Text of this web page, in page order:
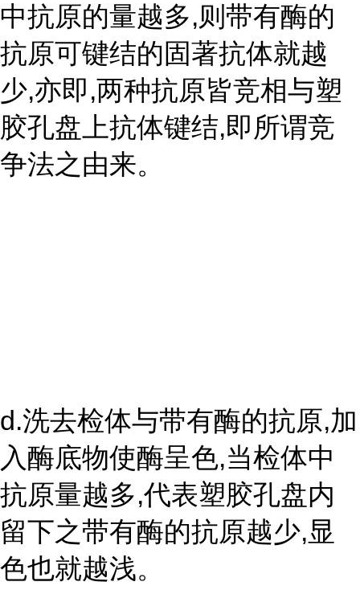
中抗原的量越多,则带有酶的
抗原可键结的固著抗体就越
少,亦即,两种抗原皆竞相与塑
胶孔盘上抗体键结,即所谓竞
争法之由来。
d.洗去检体与带有酶的抗原,加
入酶底物使酶呈色,当检体中
抗原量越多,代表塑胶孔盘内
留下之带有酶的抗原越少,显
色也就越浅。